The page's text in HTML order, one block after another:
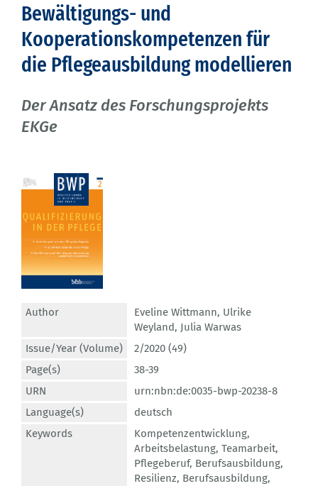
Bewältigungs- und
Kooperationskompetenzen für
die Pflegeausbildung modellieren
Der Ansatz des Forschungsprojekts
EKGe
Author Eveline Wittmann, Ulrike
Weyland, Julia Warwas
Issue/Year (Volume)
2/2020 (49)
Page(s)
38-39
URN
urn:nbn:de:0035-bwp-20238-8
Language(s)
deutsch
Keywords
Kompetenzentwicklung,
Arbeitsbelastung, Teamarbeit,
Pflegeberuf, Berufsausbildung,
Resilienz, Berufsausbildung,